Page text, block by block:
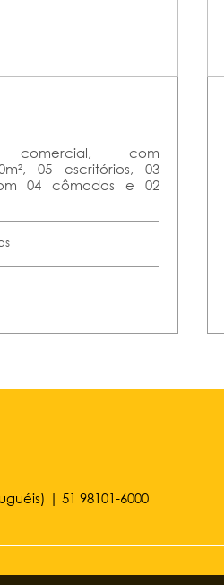
comercial, com
05 escritórios, 03
04 cômodos e 02
|51 98101-6000